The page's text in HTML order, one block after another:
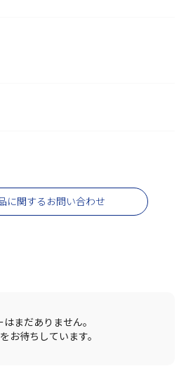
に関するお問い合わせ
はまだありません。
お待ちしています。